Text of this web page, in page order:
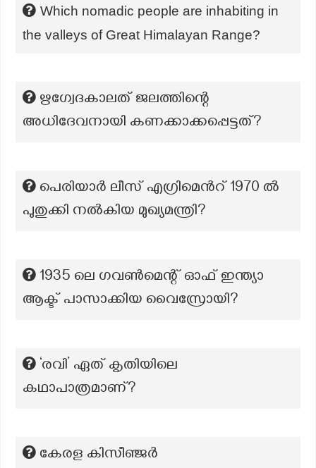
Which nomadic people are inhabiting in
the valleys of Great Himalayan Range?
ഋഗ്വേദകാലത് ജലത്തിന്റെ
അധിദേവനായി കണക്കാക്കപ്പെട്ടത്?
പെരിയാർ ലീസ് എഗ്രിമെന്‍റ് 1970 ൽ
പുതുക്കി നൽകിയ മുഖ്യമന്ത്രി?
1935 ലെ ഗവൺമെന്റ് ഓഫ് ഇന്ത്യാ
ആക്ട് പാസാക്കിയ വൈസ്രോയി?
‘രവി’ ഏത് കൃതിയിലെ
കഥാപാത്രമാണ്?
കേരള കിസീഞ്ജർ